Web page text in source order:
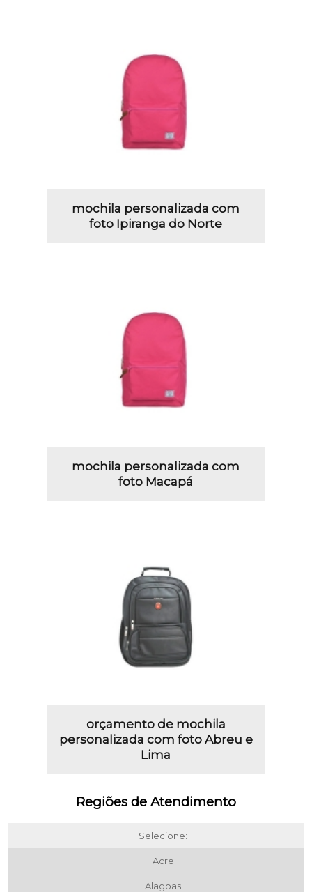
mochila personalizada com
foto Ipiranga do Norte
mochila personalizada com
foto Macapá
orçamento de mochila
personalizada com foto Abreu e
Lima
Regiões de Atendimento
Selecione:
Acre
Alagoas